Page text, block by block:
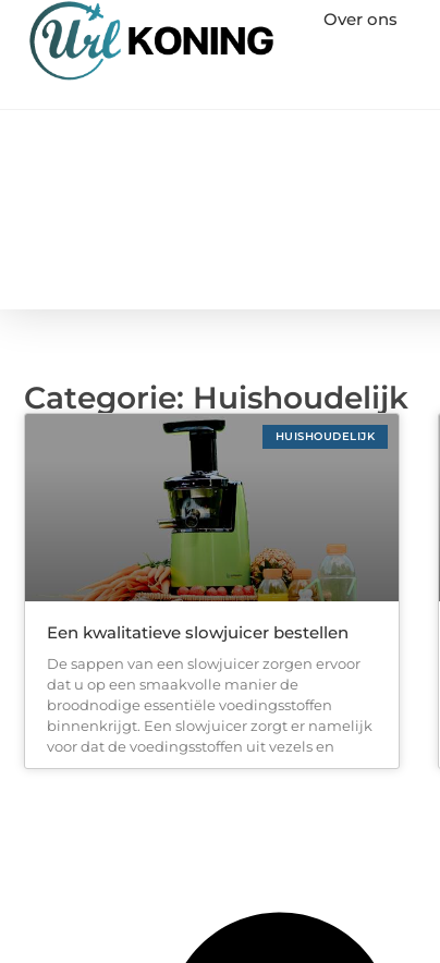
Over ons
Categorie: Huishoudelijk
HUISHOUDELIJK
Een kwalitatieve slowjuicer bestellen
De sappen van een slowjuicer zorgen ervoor
dat u op een smaakvolle manier de
broodnodige essentiële voedingsstoffen
binnenkrijgt. Een slowjuicer zorgt er namelijk
voor dat de voedingsstoffen uit vezels en